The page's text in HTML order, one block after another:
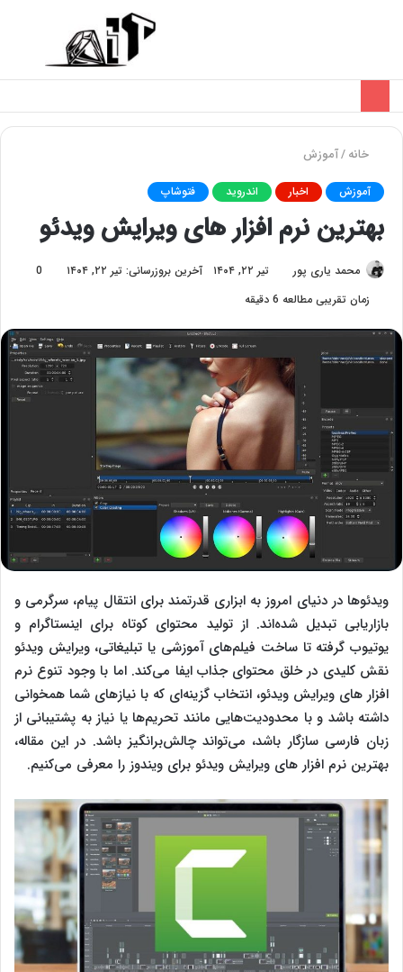
خانه/آموزش
آموزش اخبار اندروید فتوشاپ
بهترین نرم‌ افزار های ویرایش ویدئو
محمد یاری پور تیر ۲۲, ۱۴۰۴ آخرین بروزرسانی: تیر ۲۲, ۱۴۰۴
0
زمان تقریبی مطالعه 6 دقیقه
ویدئوها در دنیای امروز به ابزاری قدرتمند برای انتقال پیام، سرگرمی و
بازاریابی تبدیل شده‌اند. از تولید محتوای کوتاه برای اینستاگرام و
یوتیوب گرفته تا ساخت فیلم‌های آموزشی یا تبلیغاتی، ویرایش ویدئو
نقش کلیدی در خلق محتوای جذاب ایفا می‌کند. اما با وجود تنوع نرم‌
افزار های ویرایش ویدئو، انتخاب گزینه‌ای که با نیازهای شما همخوانی
داشته باشد و با محدودیت‌هایی مانند تحریم‌ها یا نیاز به پشتیبانی از
زبان فارسی سازگار باشد، می‌تواند چالش‌برانگیز باشد. در این مقاله،
بهترین نرم‌ افزار های ویرایش ویدئو برای ویندوز را معرفی می‌کنیم.